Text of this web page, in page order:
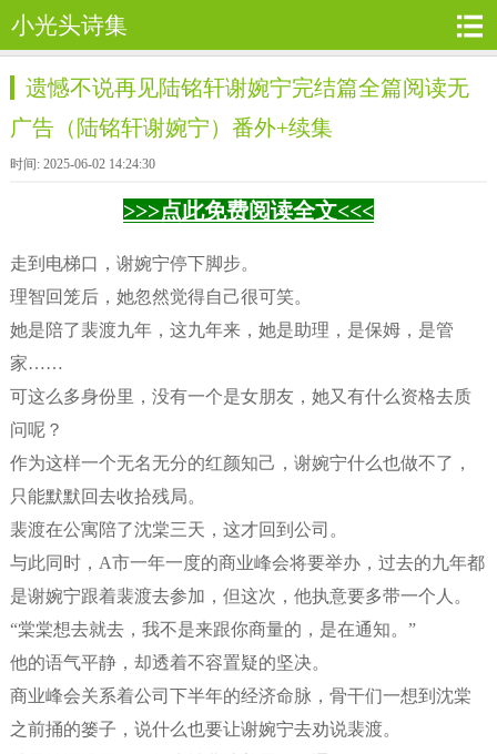
小光头诗集
遗憾不说再见陆铭轩谢婉宁完结篇全篇阅读无
广告（陆铭轩谢婉宁）番外+续集
时间: 2025-06-02 14:24:30
>>>点此免费阅读全文<<<
走到电梯口，谢婉宁停下脚步。
理智回笼后，她忽然觉得自己很可笑。
她是陪了裴渡九年，这九年来，她是助理，是保姆，是管
家……
可这么多身份里，没有一个是女朋友，她又有什么资格去质
问呢？
作为这样一个无名无分的红颜知己，谢婉宁什么也做不了，
只能默默回去收拾残局。
裴渡在公寓陪了沈棠三天，这才回到公司。
与此同时，A市一年一度的商业峰会将要举办，过去的九年都
是谢婉宁跟着裴渡去参加，但这次，他执意要多带一个人。
“棠棠想去就去，我不是来跟你商量的，是在通知。”
他的语气平静，却透着不容置疑的坚决。
商业峰会关系着公司下半年的经济命脉，骨干们一想到沈棠
之前捅的篓子，说什么也要让谢婉宁去劝说裴渡。